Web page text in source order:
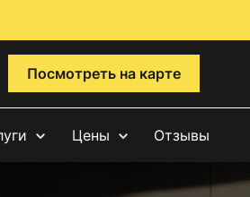
Посмотреть на карте
Цены Отзывы